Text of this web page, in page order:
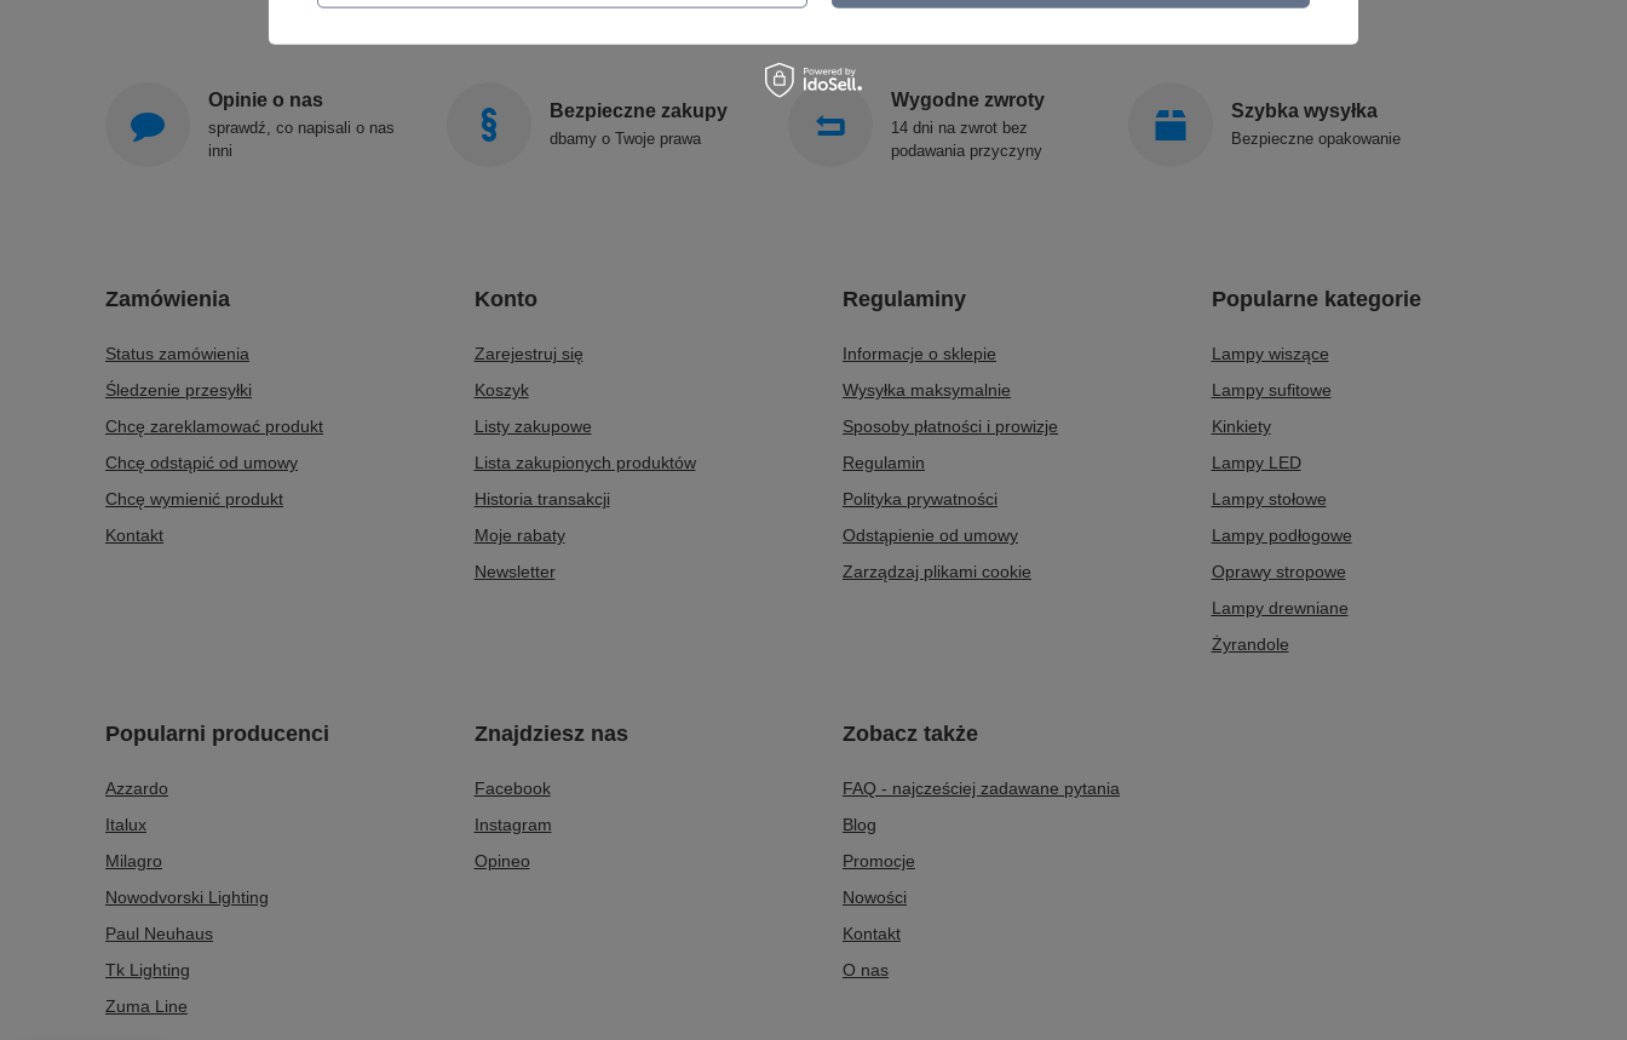
ZEWNĘTRZNE
Opinie o nas
sprawdź, co napisali o nas
inni
Bezpieczne zakupy
dbamy o Twoje prawa
Wygodne zwroty
14 dni na zwrot bez
podawania przyczyny
Szybka wysyłka
Bezpieczne opakowanie
Zamówienia
Status zamówienia
Śledzenie przesyłki
Chcę zareklamować produkt
Chcę odstąpić od umowy
Chcę wymienić produkt
Kontakt
Konto
Zarejestruj się
Koszyk
Listy zakupowe
Lista zakupionych produktów
Historia transakcji
Moje rabaty
Newsletter
Regulaminy
Informacje o sklepie
Wysyłka maksymalnie
Sposoby płatności i prowizje
Regulamin
Polityka prywatności
Odstąpienie od umowy
Zarządzaj plikami cookie
Popularne kategorie
Lampy wiszące
Lampy sufitowe
Kinkiety
Lampy LED
Lampy stołowe
Lampy podłogowe
Oprawy stropowe
Lampy drewniane
Żyrandole
Popularni producenci
Azzardo
Italux
Milagro
Nowodvorski Lighting
Paul Neuhaus
Tk Lighting
Zuma Line
Znajdziesz nas
Facebook
Instagram
Opineo
Zobacz także
FAQ - najcześciej zadawane pytania
Blog
Promocje
Nowości
Kontakt
O nas